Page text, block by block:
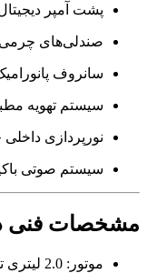
پشت آمپر
صندلی‌های چرمی
سانروف
سیستم تهویه
نورپردازی
سیستم صوتی
مشخصات فنی
موتور: 2.0 لیتری توربوشارژ